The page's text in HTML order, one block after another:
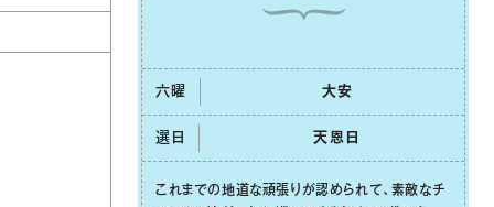
六曜 ⼤安
選日 天恩⽇
これまでの地道な頑張りが認められて、素敵なチ